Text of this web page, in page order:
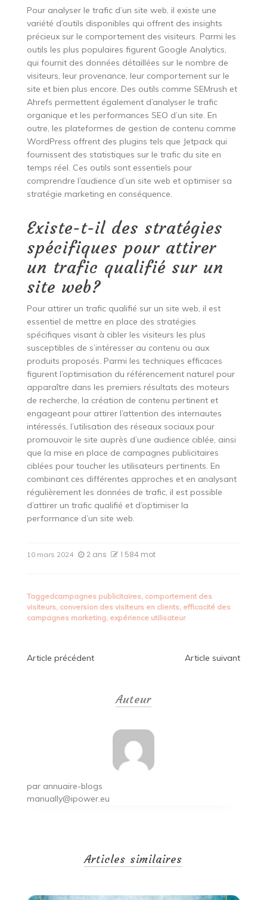
Pour analyser le trafic d’un site web, il existe une
variété d’outils disponibles qui offrent des insights
précieux sur le comportement des visiteurs. Parmi les
outils les plus populaires figurent Google Analytics,
qui fournit des données détaillées sur le nombre de
visiteurs, leur provenance, leur comportement sur le
site et bien plus encore. Des outils comme SEMrush et
Ahrefs permettent également d’analyser le trafic
organique et les performances SEO d’un site. En
outre, les plateformes de gestion de contenu comme
WordPress offrent des plugins tels que Jetpack qui
fournissent des statistiques sur le trafic du site en
temps réel. Ces outils sont essentiels pour
comprendre l’audience d’un site web et optimiser sa
stratégie marketing en conséquence.
Existe-t-il des stratégies
spécifiques pour attirer
un trafic qualifié sur un
site web?
Pour attirer un trafic qualifié sur un site web, il est
essentiel de mettre en place des stratégies
spécifiques visant à cibler les visiteurs les plus
susceptibles de s’intéresser au contenu ou aux
produits proposés. Parmi les techniques efficaces
figurent l’optimisation du référencement naturel pour
apparaître dans les premiers résultats des moteurs
de recherche, la création de contenu pertinent et
engageant pour attirer l’attention des internautes
intéressés, l’utilisation des réseaux sociaux pour
promouvoir le site auprès d’une audience ciblée, ainsi
que la mise en place de campagnes publicitaires
ciblées pour toucher les utilisateurs pertinents. En
combinant ces différentes approches et en analysant
régulièrement les données de trafic, il est possible
d’attirer un trafic qualifié et d’optimiser la
performance d’un site web.
10 mars 2024 2 ans 1 584 mot
Taggedcampagnes publicitaires, comportement des
visiteurs, conversion des visiteurs en clients, efficacité des
campagnes marketing, expérience utilisateur
Navigation
Article précédent Article suivant
Auteur
par annuaire-blogs
manually@ipower.eu
Articles similaires